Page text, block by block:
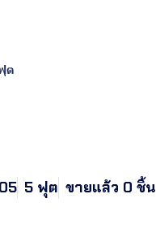
ต
5 ฟุต ขายแล้ว 0 ชิ้น